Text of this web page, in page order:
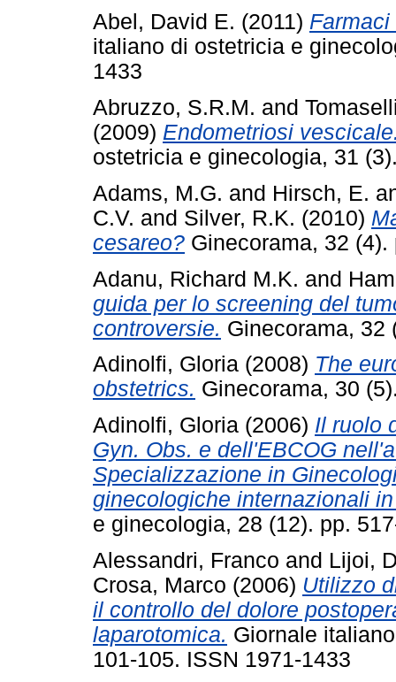
Abel, David E. (2011)
italiano di ostetricia e
1433
Abruzzo, S.R.M. and
(2009) Endometriosi
ostetricia e ginecologia, 31
Adams, M.G. and Hirsch, E.
C.V. and Silver, R.K. (2010)
cesareo? Ginecorama, 32
Adanu, Richard M.K. and
guida per lo screening del
controversie. Ginecorama, 32
Adinolfi, Gloria (2008) The
obstetrics. Ginecorama, 30
Adinolfi, Gloria (2006) Il ruolo
Gyn. Obs. e dell'EBCOG
Specializzazione in
ginecologiche internazionali
e ginecologia, 28 (12). pp.
Alessandri, Franco and Lijoi,
Crosa, Marco (2006) Utilizzo
il controllo del dolore
laparotomica. Giornale
101-105. ISSN 1971-1433